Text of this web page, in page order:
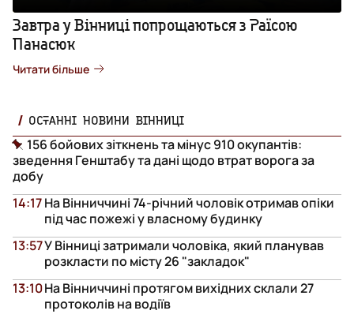
Завтра у Вінниці попрощаються з Раїсою
Панасюк
Читати більше
ОСТАННІ НОВИНИ ВІННИЦІ
156 бойових зіткнень та мінус 910 окупантів:
зведення Генштабу та дані щодо втрат ворога за
добу
На Вінниччині 74-річний чоловік отримав опіки
під час пожежі у власному будинку
14:17
У Вінниці затримали чоловіка, який планував
розкласти по місту 26 "закладок"
13:57
На Вінниччині протягом вихідних склали 27
протоколів на водіїв
13:10